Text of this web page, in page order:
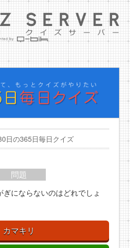
日の365日毎日クイズ
問題
にならないのはどれでしょ
カマキリ